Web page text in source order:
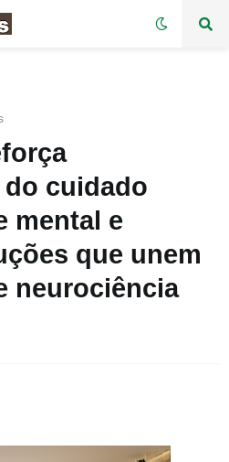
cuidado
mental e
que unem
neurociência